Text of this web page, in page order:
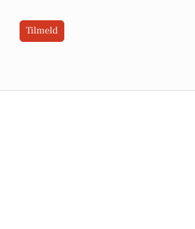
Tilmeld